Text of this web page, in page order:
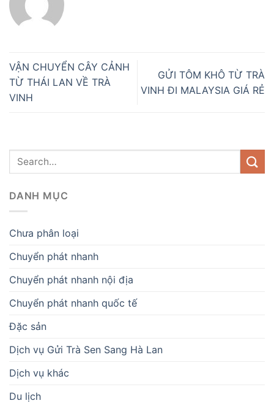
VẬN CHUYỂN CÂY CẢNH
TỪ THÁI LAN VỀ TRÀ
VINH
GỬI TÔM KHÔ TỪ TRÀ
VINH ĐI MALAYSIA GIÁ RẺ
DANH MỤC
Chưa phân loại
Chuyển phát nhanh
Chuyển phát nhanh nội địa
Chuyển phát nhanh quốc tế
Đặc sản
Dịch vụ Gửi Trà Sen Sang Hà Lan
Dịch vụ khác
Du lịch